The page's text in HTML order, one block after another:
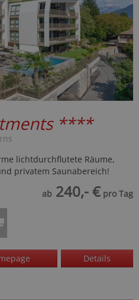
****
lichtdurchflutete Räume,
privatem Saunabereich!
ab 240,- € pro Tag
Details